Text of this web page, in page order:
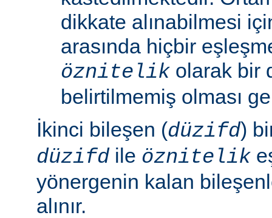
dikkate alınabilmesi
arasında hiçbir
öznitelik olarak bir
belirtilmemiş olması
İkinci bileşen (düzifd)
düzifdile öznitelik
yönergenin kalan
alınır.